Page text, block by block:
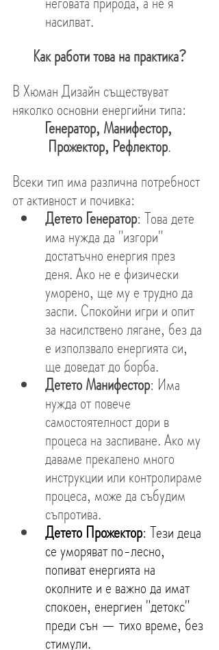
насилват.
Как работи това на практика?
В Хюман Дизайн съществуват
няколко основни енергийни типа:
Генератор, Манифестор,
Прожектор, Рефлектор.
Всеки тип има различна потребност
от активност и почивка:
Детето Генератор: Това дете
има нужда да "изгори"
достатъчно енергия през
деня. Ако не е физически
уморено, ще му е трудно да
заспи. Спокойни игри и опит
за насилствено лягане, без да
е използвало енергията си,
ще доведат до борба.
Детето Манифестор: Има
нужда от повече
самостоятелност дори в
процеса на заспиване. Ако му
даваме прекалено много
инструкции или контролираме
процеса, може да събудим
съпротива.
Детето Прожектор: Тези деца
се уморяват по-лесно,
попиват енергията на
околните и е важно да имат
спокоен, енергиен "детокс"
преди сън — тихо време, без
стимули.